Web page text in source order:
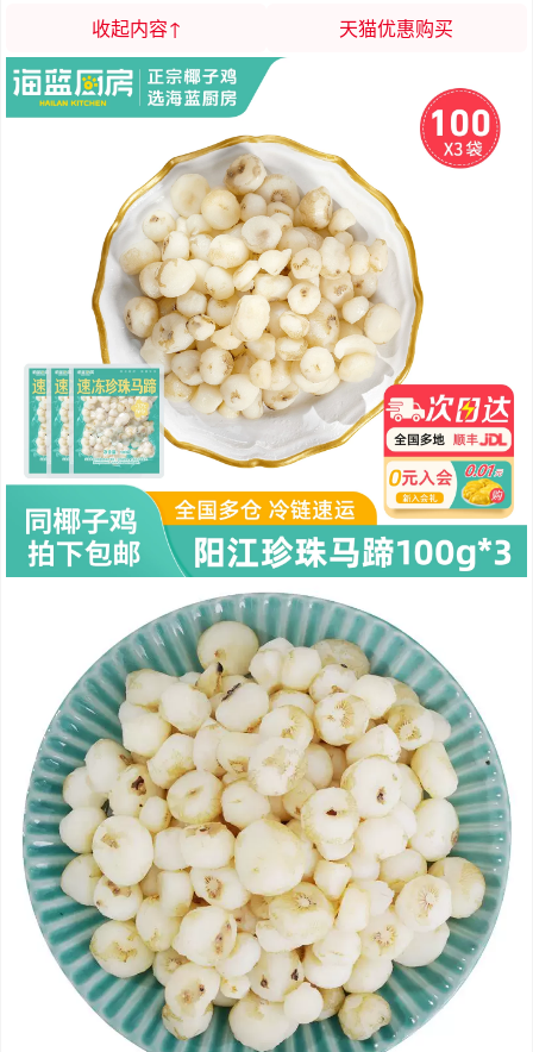
收起内容↑ 天猫优惠购买